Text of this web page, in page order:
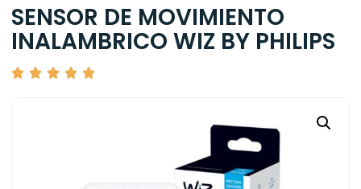
SENSOR DE MOVIMIENTO
INALAMBRICO WIZ BY PHILIPS